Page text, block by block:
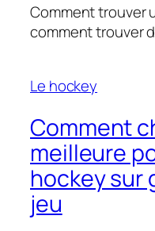
Comment trouver
comment trouver
Le hockey
Comment
meilleure
hockey sur
jeu